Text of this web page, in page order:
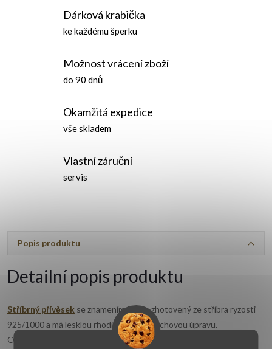
Dárková krabička
ke každému šperku
Možnost vrácení zboží
do 90 dnů
Okamžitá expedice
vše skladem
Vlastní záruční
servis
Popis produktu
Detailní popis produktu
Stříbrný přívěsek se znamením Rak je zhotovený ze stříbra ryzosti
925/1000 a má lesklou rhodiovanou povrchovou úpravu.
Obdélníkový tvar zdobí rytina znamení zvěrokruhu Rak, které